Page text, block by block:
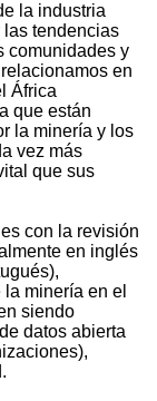
la industria
las tendencias
comunidades y
en
África
que están
la minería y los
vez más
que sus
con la revisión
en inglés
minería en el
siendo
datos abierta